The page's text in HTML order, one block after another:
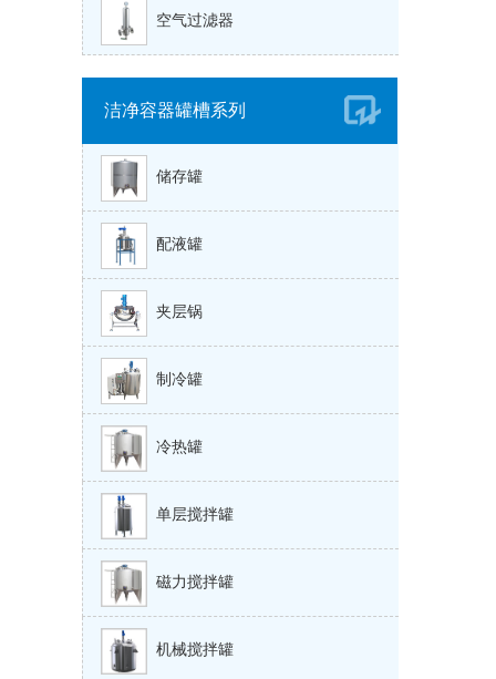
空气过滤器
洁净容器罐槽系列
储存罐
配液罐
夹层锅
制冷罐
冷热罐
单层搅拌罐
磁力搅拌罐
机械搅拌罐